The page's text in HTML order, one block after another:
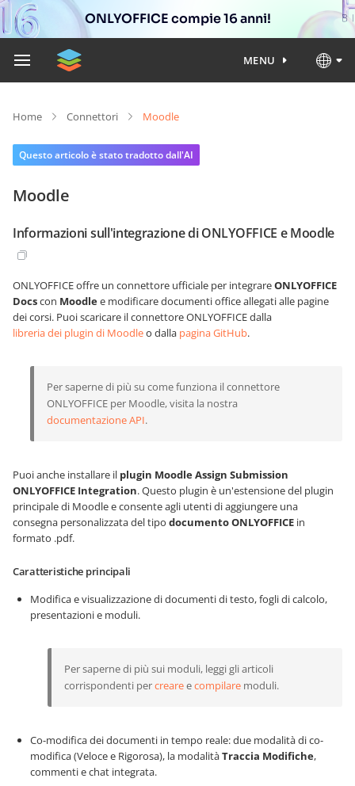
ONLYOFFICE compie 16 anni!
MENU
Home Connettori Moodle
Questo articolo è stato tradotto dall'AI
Moodle
Informazioni sull'integrazione di ONLYOFFICE e Moodle
ONLYOFFICE offre un connettore ufficiale per integrareONLYOFFICE
Docscon Moodlee modificare documenti office allegati alle pagine
dei corsi. Puoi scaricare il connettore ONLYOFFICE dalla
libreria dei plugin di Moodleo dalla pagina GitHub.
Per saperne di più su come funziona il connettore
ONLYOFFICE per Moodle, visita la nostra
documentazione API.
Puoi anche installare il plugin Moodle Assign Submission
ONLYOFFICE Integration. Questo plugin è un'estensione del plugin
principale di Moodle e consente agli utenti di aggiungere una
consegna personalizzata del tipo documento ONLYOFFICE in
formato .pdf.
Caratteristiche principali
Modifica e visualizzazione di documenti di testo, fogli di calcolo,
presentazioni e moduli.
Per saperne di più sui moduli, leggi gli articoli
corrispondenti percreareecompilare moduli.
Co-modifica dei documenti in tempo reale: due modalità di co-
modifica (Veloce e Rigorosa), la modalitàTraccia Modifiche,
commenti e chat integrata.